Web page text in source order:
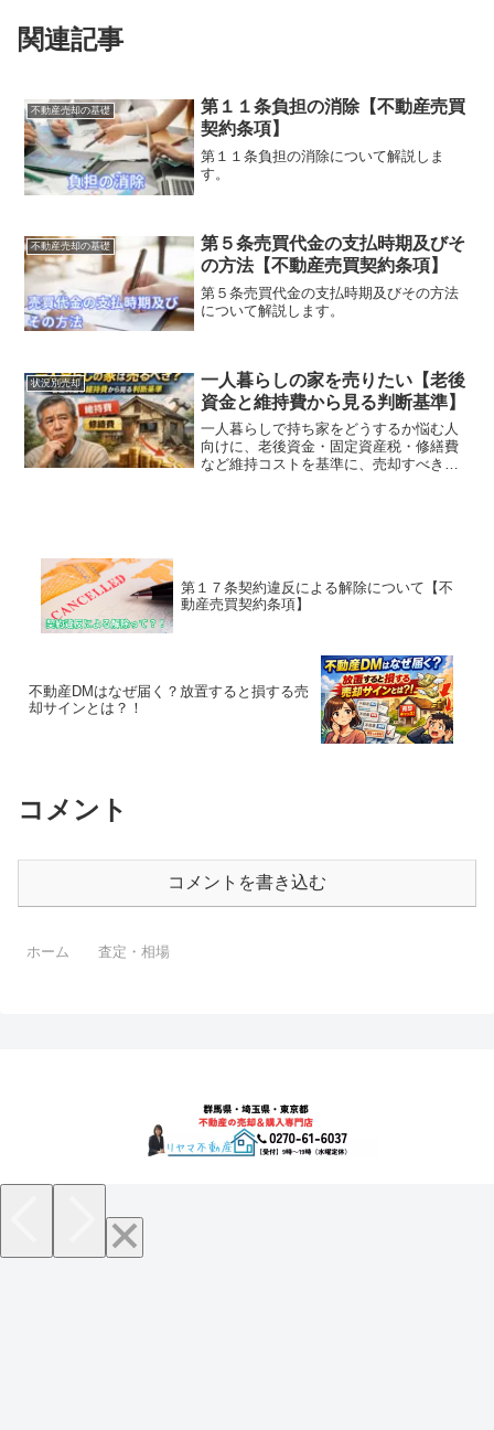
関連記事
不動産売却の基礎
第１１条負担の消除【不動産売買
契約条項】
第１１条負担の消除について解説しま
す。
不動産売却の基礎
第５条売買代金の支払時期及びそ
の方法【不動産売買契約条項】
第５条売買代金の支払時期及びその方法
について解説します。
状況別売却
一人暮らしの家を売りたい【老後
資金と維持費から見る判断基準】
一人暮らしで持ち家をどうするか悩む人
向けに、老後資金・固定資産税・修繕費
など維持コストを基準に、売却すべきか
第１７条契約違反による解除について【不
動産売買契約条項】
不動産DMはなぜ届く？放置すると損する売
却サインとは？！
コメント
コメントを書き込む
ホーム 査定・相場